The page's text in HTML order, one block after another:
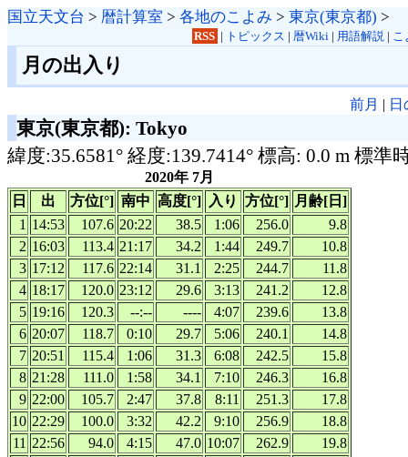
国立天文台 > 暦計算室 > 各地のこよみ > 東京(東京都) >
RSS | トピックス | 暦Wiki| 用語解説| こ
月の出入り
前月 |
東京(東京都): Tokyo
緯度:35.6581° 経度:139.7414° 標高: 0.0 m 標準
2020年 7月
日
出 方位[°] 南中 高度[°] 入り 方位[°] 月齢[日]
1 14:53 107.6 20:22 38.5 1:06 256.0
9.8
2 16:03 113.4 21:17 34.2 1:44 249.7
10.8
3 17:12 117.6 22:14 31.1 2:25 244.7
11.8
4 18:17 120.0 23:12 29.6 3:13 241.2
12.8
5 19:16 120.3 --:-- ---- 4:07 239.6
13.8
6 20:07 118.7 0:10 29.7 5:06 240.1
14.8
7 20:51 115.4 1:06 31.3 6:08 242.5
15.8
8 21:28 111.0 1:58 34.1 7:10 246.3
16.8
9 22:00 105.7 2:47 37.8 8:11 251.3
17.8
10 22:29 100.0 3:32 42.2 9:10 256.9
18.8
11 22:56 94.0 4:15 47.0 10:07 262.9
19.8